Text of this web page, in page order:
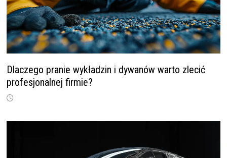
Dlaczego pranie wykładzin i dywanów warto zlecić
profesjonalnej firmie?